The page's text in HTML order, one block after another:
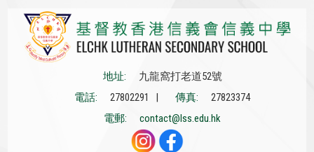
地址:
九龍窩打老道52號
電話:
27802291 | 傳真:
27823374
電郵:
contact@lss.edu.hk